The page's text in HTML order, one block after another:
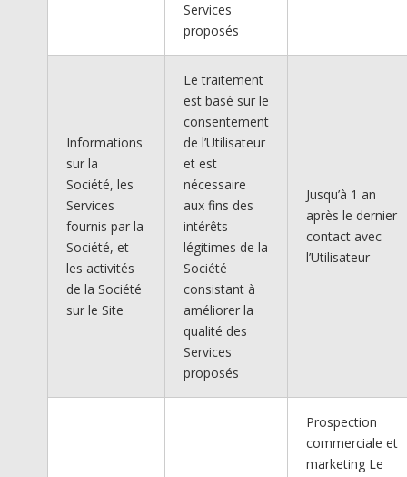
Services
proposés
Informations
sur la
Société, les
Services
fournis par la
Société, et
les activités
de la Société
sur le Site
Le traitement
est basé sur le
consentement
de l’Utilisateur
et est
nécessaire
aux fins des
intérêts
légitimes de la
Société
consistant à
améliorer la
qualité des
Services
proposés
Jusqu’à 1 an
après le dernier
contact avec
l’Utilisateur
Prospection
commerciale et
marketing Le